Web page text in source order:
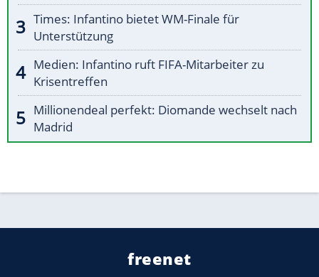
Times: Infantino bietet WM-Finale für
Unterstützung
Medien: Infantino ruft FIFA-Mitarbeiter zu
Krisentreffen
Millionendeal perfekt: Diomande wechselt nach
Madrid
freenet